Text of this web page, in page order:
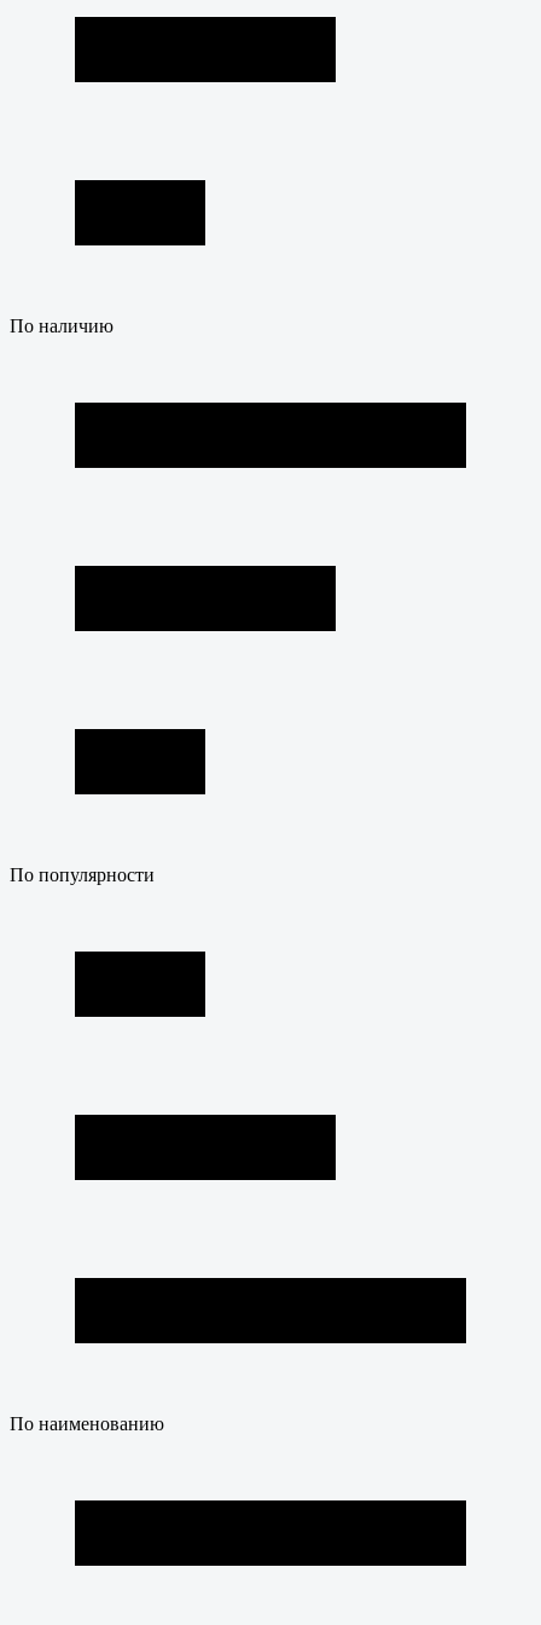
По наличию
По популярности
По наименованию